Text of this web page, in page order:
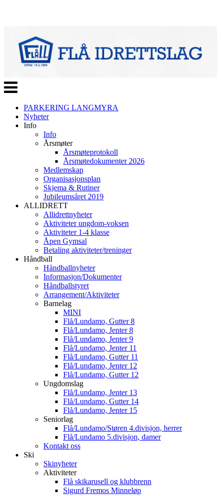
Veksle
navigasjon
PARKERING LANGMYRA
Nyheter
Info
Info
Årsmøter
Årsmøteprotokoll
Årsmøtedokumenter 2026
Medlemskap
Organisasjonsplan
Skjema & Rutiner
Jubileumsåret 2019
ALLIDRETT
Allidrettnyheter
Aktiviteter ungdom-voksen
Aktiviteter 1-4 klasse
Åpen Gymsal
Betaling aktiviteter/treninger
Håndball
Håndballnyheter
Informasjon/Dokumenter
Håndballstyret
Arrangement/Aktiviteter
Barnelag
MINI
Flå/Lundamo, Gutter 8
Flå/Lundamo, Jenter 8
Flå/Lundamo, Jenter 9
Flå/Lundamo, Jenter 11
Flå/Lundamo, Gutter 11
Flå/Lundamo, Jenter 12
Flå/Lundamo, Gutter 12
Ungdomslag
Flå/Lundamo, Jenter 13
Flå/Lundamo, Gutter 14
Flå/Lundamo, Jenter 15
Seniorlag
Flå/Lundamo/Støren 4.divisjon, herrer
Flå/Lundamo 5.divisjon, damer
Kontakt oss
Ski
Skinyheter
Aktiviteter
Flå skikarusell og klubbrenn
Sigurd Fremos Minneløp